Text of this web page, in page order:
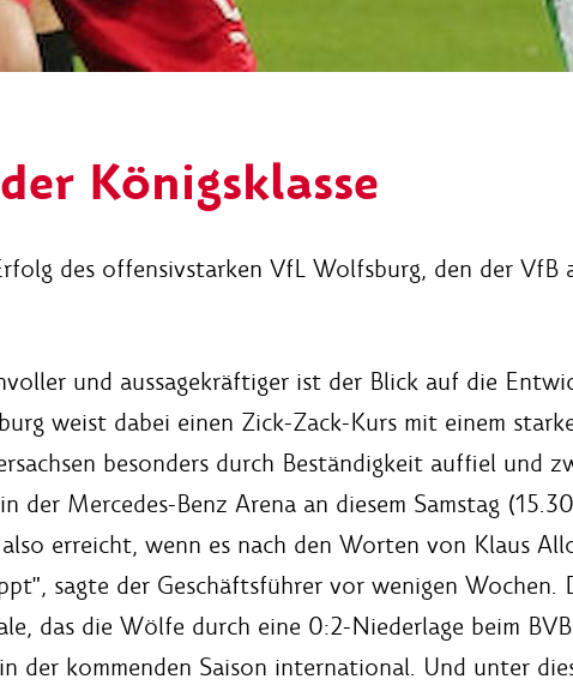
Königsklasse
des offensivstarken VfL Wolfsburg, den der VfB
und aussagekräftiger ist der Blick auf die
weist dabei einen Zick-Zack-Kurs mit einem
besonders durch Beständigkeit auffiel und
der Mercedes-Benz Arena an diesem Samstag
erreicht, wenn es nach den Worten von Klaus
sagte der Geschäftsführer vor wenigen Wochen.
das die Wölfe durch eine 0:2-Niederlage beim
der kommenden Saison international. Und unter